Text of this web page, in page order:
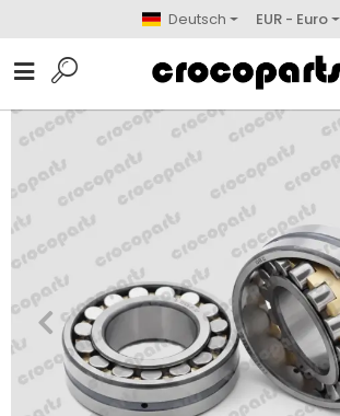
Deutsch EUR - Euro